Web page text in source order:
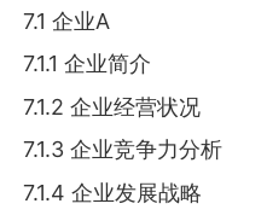
7.1 企业A
7.1.1 企业简介
7.1.2 企业经营状况
7.1.3 企业竞争力分析
7.1.4 企业发展战略